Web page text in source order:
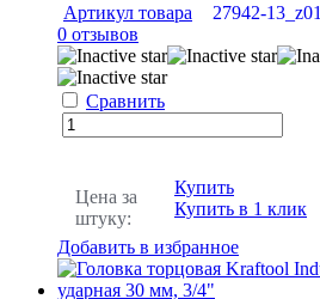
Артикул товара
27942-13_z01
0 отзывов
Сравнить
Цена за
штуку:
Купить
Купить в 1 клик
Добавить в избранное